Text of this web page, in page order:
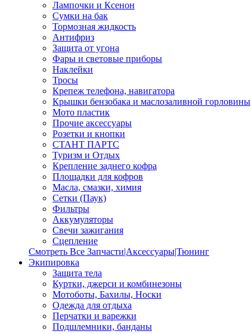
Лампочки и Ксенон
Сумки на бак
Тормозная жидкость
Антифриз
Защита от угона
Фары и световые приборы
Наклейки
Тросы
Крепеж телефона, навигатора
Крышки бензобака и маслозаливной горловины
Мото пластик
Прочие аксессуары
Розетки и кнопки
СТАНТ ПАРТС
Туризм и Отдых
Крепление заднего кофра
Площадки для кофров
Масла, смазки, химия
Сетки (Паук)
Фильтры
Аккумуляторы
Свечи зажигания
Сцепление
Смотреть Все Запчасти|Аксессуары|Тюнинг
Экипировка
Защита тела
Куртки, джерси и комбинезоны
Мотоботы, Бахилы, Носки
Одежда для отдыха
Перчатки и варежки
Подшлемники, банданы